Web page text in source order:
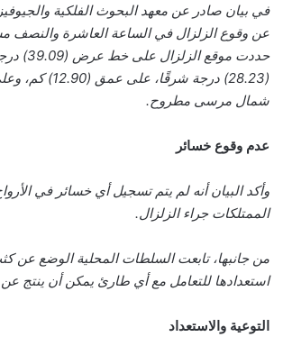
في بيان صادر عن معهد البحوث الفلكية
عن وقوع الزلزال في الساعة العاشرة والنصف
حددت موقع
شمال مرسى مطروح.
عدم وقوع خسائر
وأكد البيان أنه لم يتم تسجيل أي خسائر في
الممتلكات جراء الزلزال.
من جانبها، تابعت السلطات المحلية الوضع عن
استعدادها للتعامل مع أي طارئ يمكن أن ينتج عن
التوعية والاستعداد